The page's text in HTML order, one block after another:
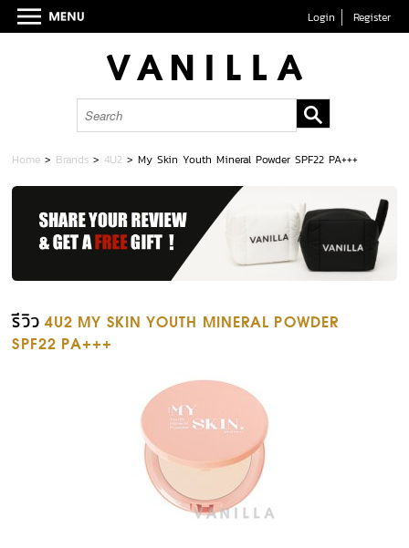
Login Register
Home > Brands >4U2 >My Skin Youth Mineral Powder SPF22 PA+++
รีวิว 4U2 MY SKIN YOUTH MINERAL POWDER
SPF22 PA+++